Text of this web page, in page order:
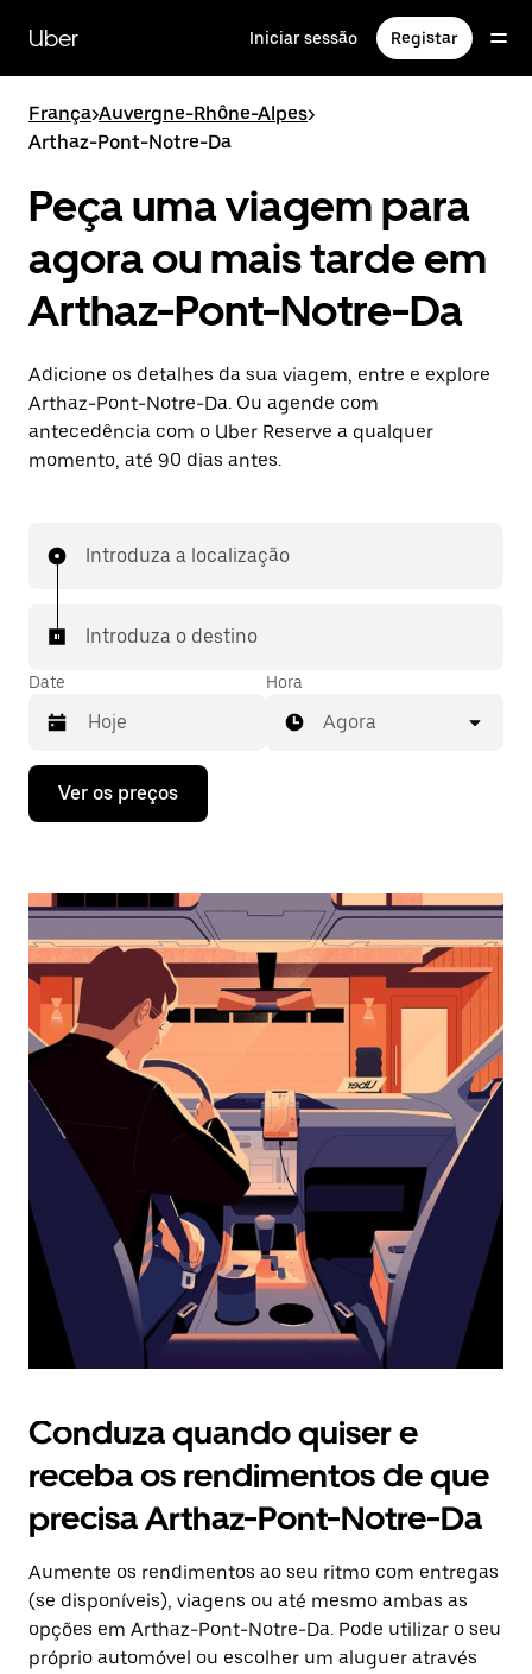
para
conteúdo
Uber Iniciar sessão Registar
França>Auvergne-Rhône-Alpes>
Arthaz-Pont-Notre-Da
Peça uma viagem para
agora ou mais tarde em
Arthaz-Pont-Notre-Da
Adicione os detalhes da sua viagem, entre e explore
Arthaz-Pont-Notre-Da. Ou agende com
antecedência com o Uber Reserve a qualquer
momento, até 90 dias antes.
Introduza a localização
Introduza o destino
Date
Prima
tecla
interagir
o
calendário
selecionar
uma
data.
Prima
o
botão
o
calendário.
Hora
Agora
Ver os preços
Conduza quando quiser e
receba os rendimentos de que
precisa Arthaz-Pont-Notre-Da
Aumente os rendimentos ao seu ritmo com entregas
(se disponíveis), viagens ou até mesmo ambas as
opções em Arthaz-Pont-Notre-Da. Pode utilizar o seu
próprio automóvel ou escolher um aluguer através